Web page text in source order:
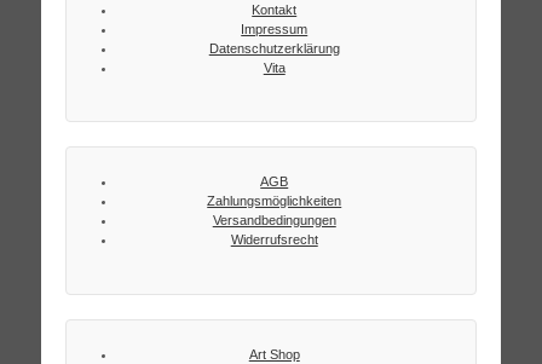
Kontakt
Impressum
Datenschutzerklärung
Vita
AGB
Zahlungsmöglichkeiten
Versandbedingungen
Widerrufsrecht
Art Shop